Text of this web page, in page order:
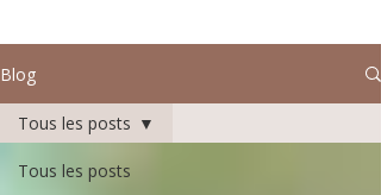
Blog
Tous les posts
Tous les posts